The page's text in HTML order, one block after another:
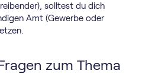
solltest du dich
Amt (Gewerbe oder
zum Thema